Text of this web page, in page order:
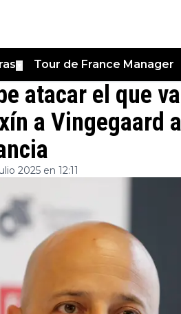
Tour de France Manager
atacar el que
a Vingegaard
2025 en 12:11